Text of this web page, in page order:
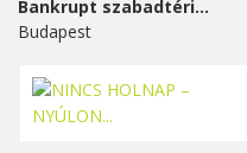
Bankrupt szabadtéri...
Budapest